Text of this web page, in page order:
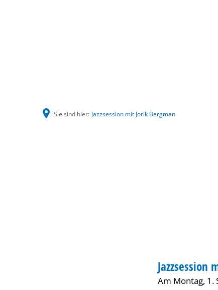
Sie sind hier: Jazzsession mit Jorik Bergman
KATEGORIE:
Jazzsession
Am Montag, 1.